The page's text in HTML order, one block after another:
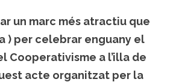
un marc més atractiu que
) per celebrar enguany el
Cooperativisme a l’illa de
acte organitzat per la